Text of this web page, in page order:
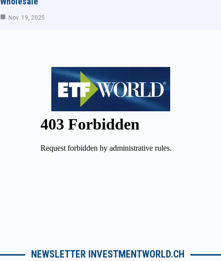
Nov. 19, 2025
NEWSLETTER INVESTMENTWORLD.CH